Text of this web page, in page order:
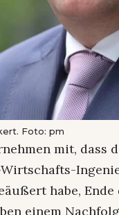
Foto: pm
mit, dass
habe,
einem